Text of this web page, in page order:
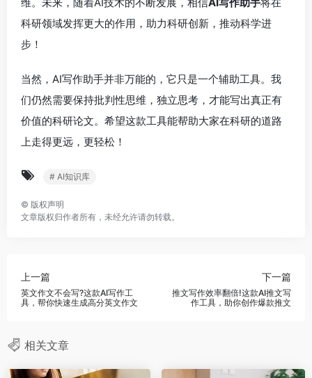
科研领域发挥更大的作用，助力科研创新，推动科学进
步！
当然，AI写作助手并非万能的，它只是一个辅助工具。我
们仍然需要保持批判性思维，独立思考，才能写出真正有
价值的科研论文。希望这款工具能帮助大家在科研的道路
上走得更远，更轻松！
# AI知识库
© 版权声明
文章版权归作者所有，未经允许请勿转载。
上一篇
英文作文不会写?这款AI写作工
具，帮你快速生成高分英文作文
下一篇
推文写作效率翻倍!这款AI推文写
作工具，助你创作爆款推文
相关文章